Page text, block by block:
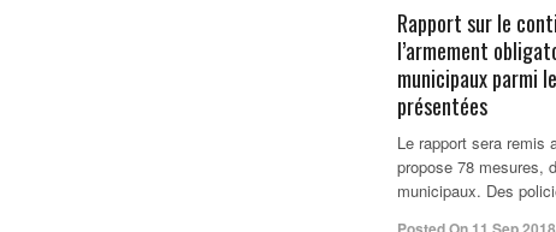
Rapport sur le
l’armement
municipaux parmi
présentées
Le rapport sera remis
propose 78 mesures,
municipaux. Des